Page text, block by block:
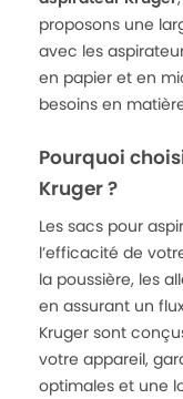
proposons une
avec les
en papier et en
besoins en
Pourquoi
Kruger ?
Les sacs pour
l’efficacité de
la poussière, les
en assurant un
Kruger sont
votre appareil,
optimales et une